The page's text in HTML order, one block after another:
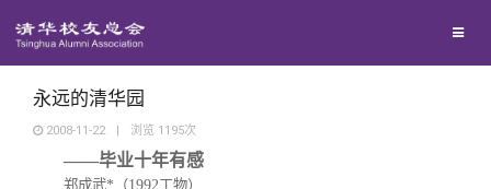
校友文苑
永远的清华园
2008-11-22 | 浏览 1195次
——毕业十年有感
郑成武* （1992工物）